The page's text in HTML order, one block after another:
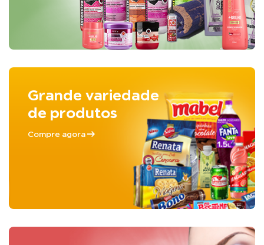
Grande variedade
de produtos
Compre agora